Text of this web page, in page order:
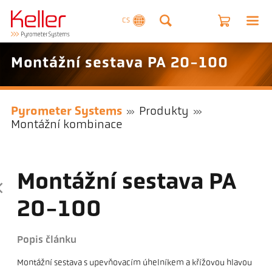
CS
Montážní sestava PA 20-100
Pyrometer Systems
Produkty
Montážní kombinace
Montážní sestava PA
20-100
Popis článku
Montážní sestava s upevňovacím úhelníkem a křížovou hlavou